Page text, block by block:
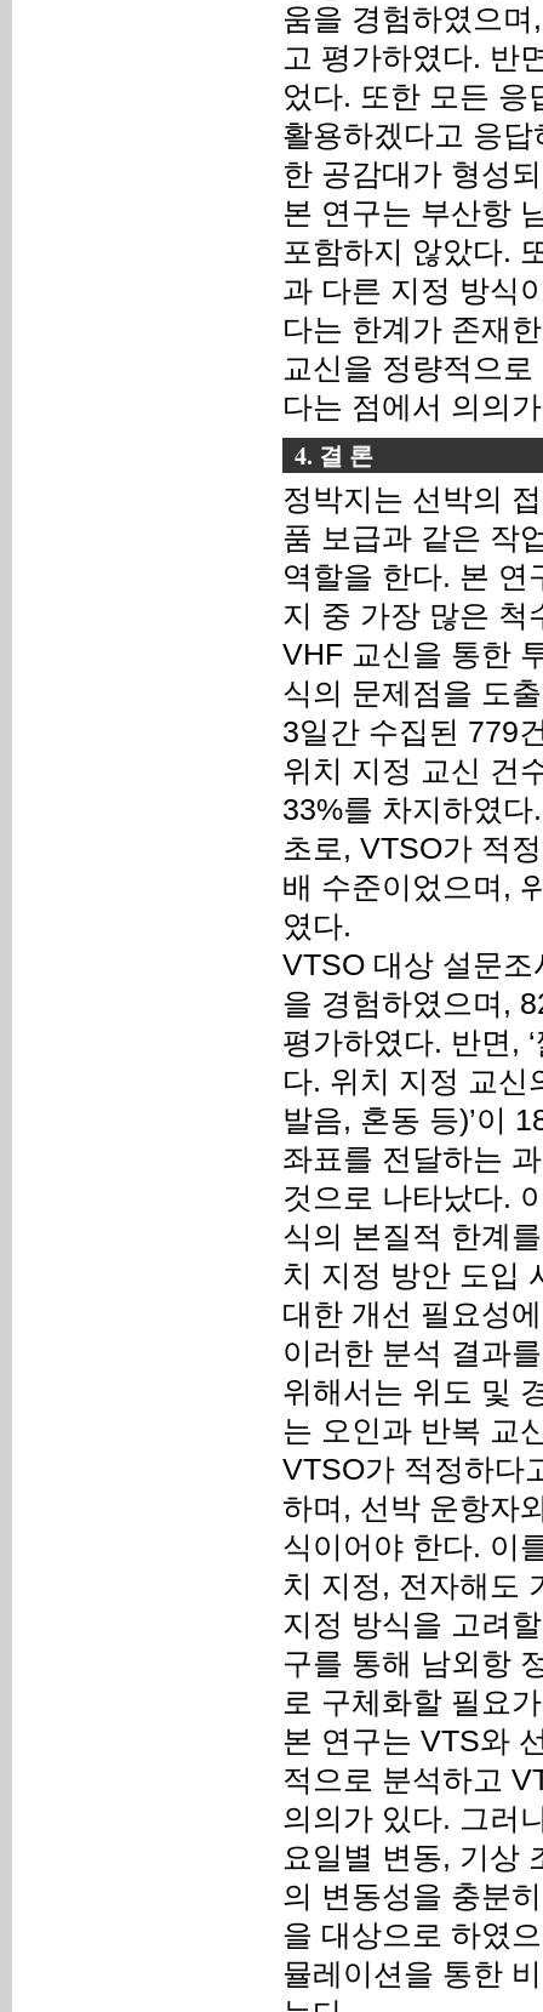
움을 경험하였으며
고 평가하였다. 반
었다. 또한 모든 응
활용하겠다고 응
한 공감대가 형성
본 연구는 부산항
포함하지 않았다.
과 다른 지정 방식
다는 한계가 존재
교신을 정량적으
다는 점에서 의의
4. 결 론
정박지는 선박의
품 보급과 같은 작
역할을 한다. 본 연
지 중 가장 많은 척
VHF 교신을 통한
식의 문제점을 도
3일간 수집된 779
위치 지정 교신 건
33%를 차지하였
초로, VTSO가 적
배 수준이었으며,
였다.
VTSO 대상 설문
을 경험하였으며,
평가하였다. 반면,
다. 위치 지정 교신
발음, 혼동 등)’이
좌표를 전달하는
것으로 나타났다.
식의 본질적 한계
치 지정 방안 도입
대한 개선 필요성
이러한 분석 결과
위해서는 위도 및
는 오인과 반복 교
VTSO가 적정하다
하며, 선박 운항자
식이어야 한다. 이
치 지정, 전자해도
지정 방식을 고려
구를 통해 남외항
로 구체화할 필요
본 연구는 VTS와
적으로 분석하고
의의가 있다. 그러
요일별 변동, 기상
의 변동성을 충분
을 대상으로 하였
뮬레이션을 통한